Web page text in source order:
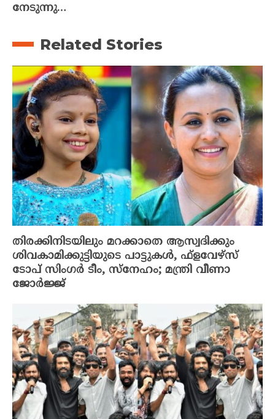
നേടുന്നു…
Related Stories
തിരക്കിനിടയിലും മറക്കാതെ ആസ്വദിക്കും
ശിവകാമിക്കുട്ടിയുടെ പാട്ടുകൾ, ഫ്‌ളവേഴ്‌സ്
ടോപ് സിംഗർ ടീം, സ്നേഹം; മന്ത്രി വീണാ
ജോർജ്ജ്